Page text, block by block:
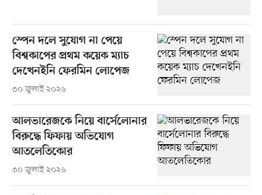
স্পেন দলে সুযোগ না পেয়ে
বিশ্বকাপের প্রথম কয়েক ম্যাচ
দেখেনইনি ফেরমিন লোপেজ
৩০ জুলাই ২০২৬
আলভারেজকে নিয়ে বার্সেলোনার
বিরুদ্ধে ফিফায় অভিযোগ
আতলেতিকোর
৩০ জুলাই ২০২৬